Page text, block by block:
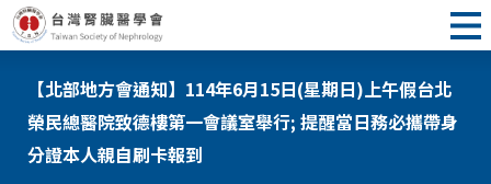
【北部地方會通知】114年6月15日(星期日)上午假台北
榮民總醫院致德樓第一會議室舉行; 提醒當日務必攜帶身
分證本人親自刷卡報到